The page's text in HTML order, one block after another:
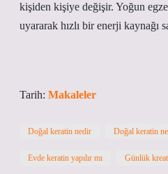
kişiden kişiye değişir. Yoğun
uyararak hızlı bir enerji kaynağı
Tarih: Makaleler
Doğal keratin nedir Doğal keratin
Evde keratin yapılır mı Günlük